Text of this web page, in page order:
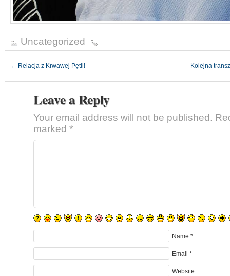
Uncategorized
← Relacja z Krwawej Pętli! Kolejna
Leave a Reply
Your email address will not be published.
marked *
Name *
Email *
Website